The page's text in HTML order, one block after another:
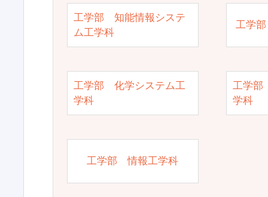
工学部 知能情報システ
ム工学科
工学
工学部 化学システム工
学科
工学部
学科
工学部 情報工学科